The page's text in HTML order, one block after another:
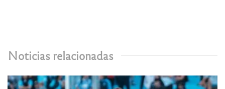
Noticias relacionadas